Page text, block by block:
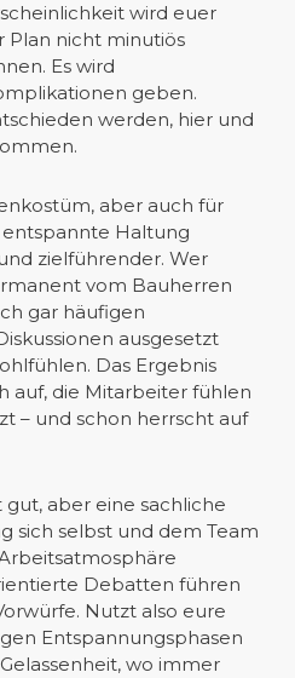
wird euer
Plan nicht minutiös
Es wird
geben.
werden, hier und
aber auch für
Haltung
zielführender. Wer
vom Bauherren
gar häufigen
ausgesetzt
Das Ergebnis
auf, die Mitarbeiter fühlen
– und schon herrscht auf
gut, aber eine sachliche
sich selbst und dem Team
Debatten führen
Nutzt also eure
Entspannungsphasen
wo immer